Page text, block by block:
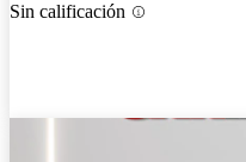
Sin calificación